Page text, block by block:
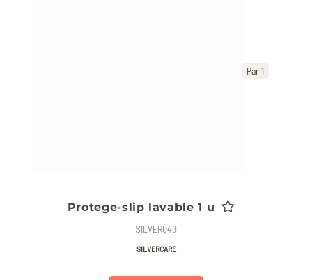
Par 1
Protege-slip lavable 1 u
SILVER040
SILVERCARE